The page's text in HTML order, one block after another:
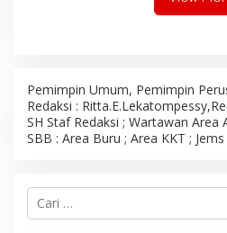
Pemimpin Umum, Pemimpin
Redaksi :
SH Staf Redaksi ; Wartawan Area
SBB : Area Buru ; Area KKT ;
C